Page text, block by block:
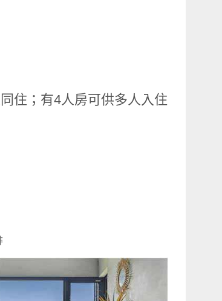
住；有4人房可供多人入住